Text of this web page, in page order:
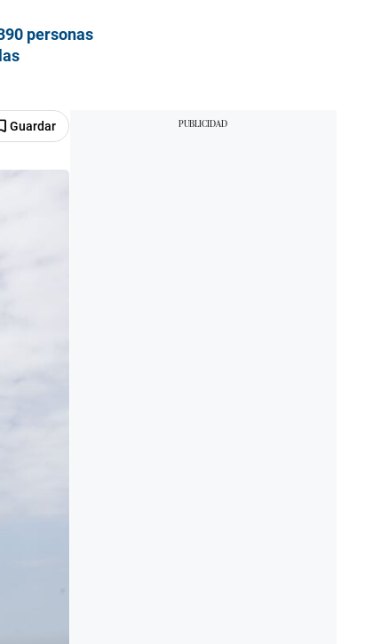
personas
Guardar